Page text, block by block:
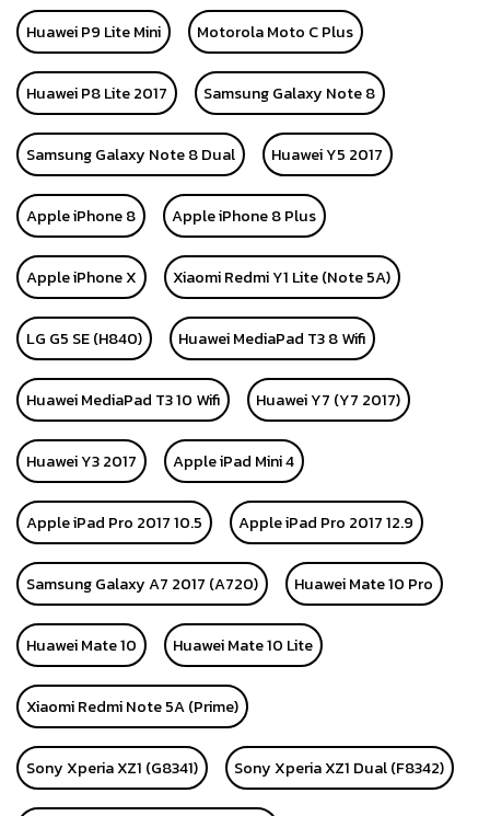
Huawei P9 Lite Mini Motorola Moto C Plus
Huawei P8 Lite 2017 Samsung Galaxy Note 8
Samsung Galaxy Note 8 Dual Huawei Y5 2017
Apple iPhone 8 Apple iPhone 8 Plus
Apple iPhone X Xiaomi Redmi Y1 Lite (Note 5A)
LG G5 SE (H840) Huawei MediaPad T3 8 Wifi
Huawei MediaPad T3 10 Wifi Huawei Y7 (Y7 2017)
Huawei Y3 2017 Apple iPad Mini 4
Apple iPad Pro 2017 10.5 Apple iPad Pro 2017 12.9
Samsung Galaxy A7 2017 (A720) Huawei Mate 10 Pro
Huawei Mate 10 Huawei Mate 10 Lite
Xiaomi Redmi Note 5A (Prime)
Sony Xperia XZ1 (G8341) Sony Xperia XZ1 Dual (F8342)